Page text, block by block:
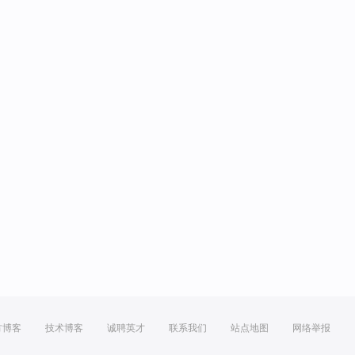
博客 技术博客 诚聘英才 联系我们 站点地图 网络举报